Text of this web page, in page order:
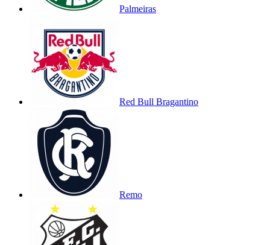
Palmeiras
Red Bull Bragantino
Remo